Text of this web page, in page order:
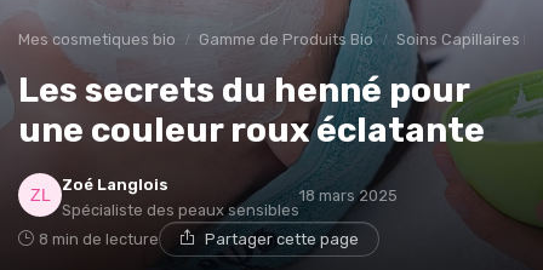
Mes cosmetiques bio Gamme de Produits Bio Soins Capillaires
Les secrets du henné pour
une couleur roux éclatante
Zoé Langlois
Spécialiste des peaux sensibles
18 mars 2025
8 min de lecture Partager cette page